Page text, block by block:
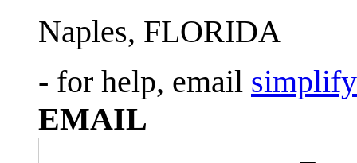
Naples, FLORIDA
- for help, email
EMAIL